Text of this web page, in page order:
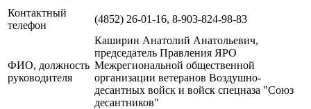
Контактный
телефон
(4852) 26-01-16, 8-903-824-98-83
ФИО, должность
руководителя
Каширин Анатолий Анатольевич,
председатель Правления ЯРО
Межрегиональной общественной
организации ветеранов Воздушно-
десантных войск и войск спецназа "Союз
десантников"